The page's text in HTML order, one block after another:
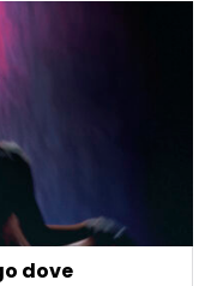
dove